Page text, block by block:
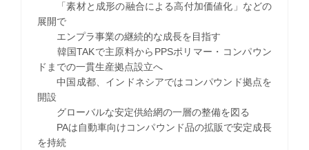
「素材と成形の融合による高付加価値化」などの
展開で
エンプラ事業の継続的な成長を目指す
韓国TAKで主原料からPPSポリマー・コンパウン
ドまでの一貫生産拠点設立へ
中国成都、インドネシアではコンパウンド拠点を
開設
グローバルな安定供給網の一層の整備を図る
PAは自動車向けコンパウンド品の拡販で安定成長
を持続